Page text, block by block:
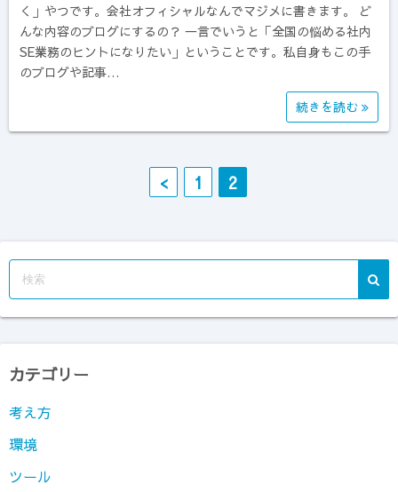
く」やつです。会社オフィシャルなんでマジメに書きます。 ど
んな内容のブログにするの？ 一言でいうと「全国の悩める社内
SE業務のヒントになりたい」ということです。私自身もこの手
のブログや記事…
続きを読む
ナ
ビ
ゲ
シ
ョ
ン
< 1 2
カテゴリー
考え方
環境
ツール